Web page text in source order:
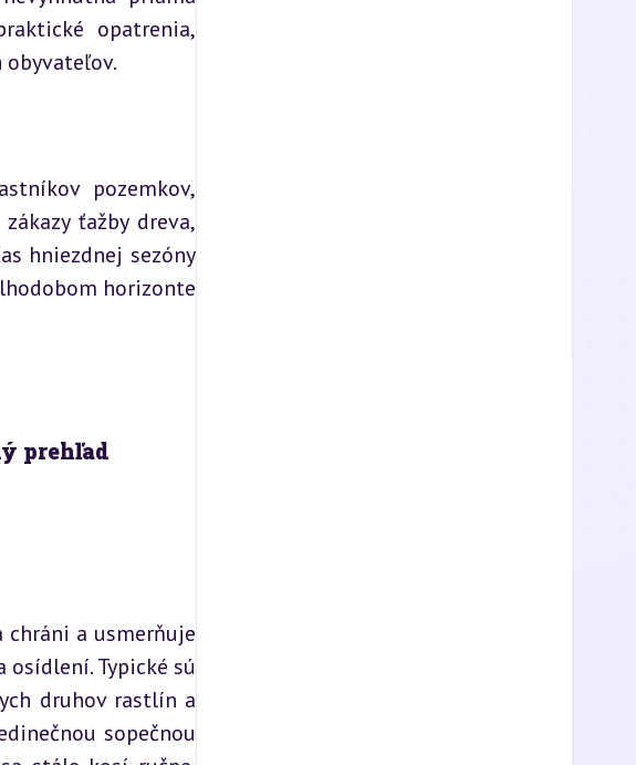
opatrenia,
pozemkov,
ťažby dreva,
hniezdnej sezóny
horizonte
prehľad
chráni a usmerňuje
Typické sú
druhov rastlín a
sopečnou